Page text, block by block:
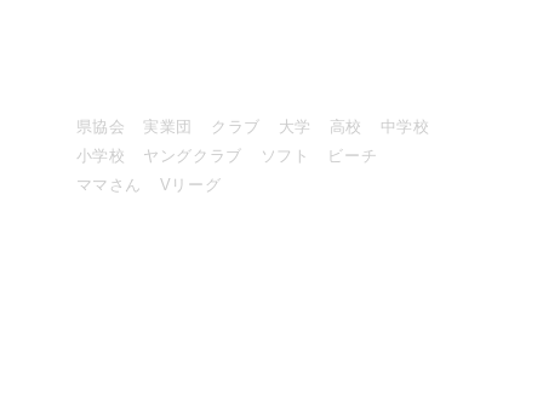
県協会 実業団 クラブ 大学 高校
中学校
小学校
ヤングクラブ ソフト
ビーチ
ママさん
Vリーグ